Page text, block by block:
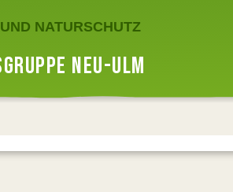
NATURSCHUTZ
NEU-ULM